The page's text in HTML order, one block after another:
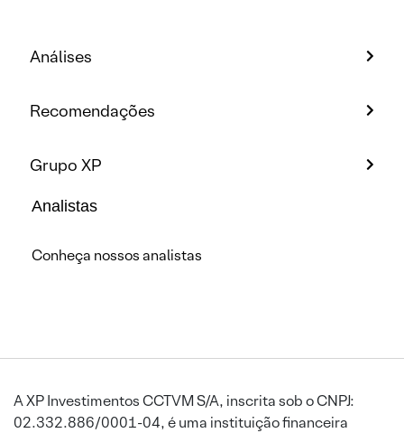
Análises
Recomendações
Grupo XP
Analistas
Conheça nossos analistas
A XP Investimentos CCTVM S/A, inscrita sob o CNPJ:
02.332.886/0001-04, é uma instituição financeira